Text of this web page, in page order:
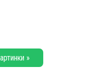
»